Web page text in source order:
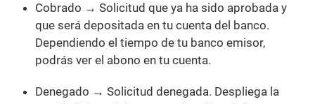
Cobrado → Solicitud que ya ha sido aprobada y
que será depositada en tu cuenta del banco.
Dependiendo el tiempo de tu banco emisor,
podrás ver el abono en tu cuenta.
Denegado → Solicitud denegada. Despliega la